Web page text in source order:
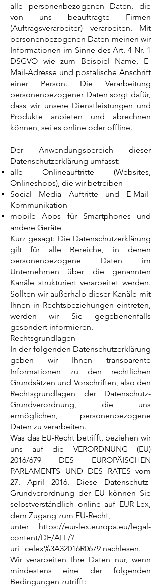
alle personenbezogenen Daten, die
von uns beauftragte Firmen
(Auftragsverarbeiter) verarbeiten. Mit
personenbezogenen Daten meinen wir
Informationen im Sinne des Art. 4 Nr. 1
DSGVO wie zum Beispiel Name, E-
Mail-Adresse und postalische Anschrift
einer Person. Die Verarbeitung
personenbezogener Daten sorgt dafür,
dass wir unsere Dienstleistungen und
Produkte anbieten und abrechnen
können, sei es online oder offline.
Der Anwendungsbereich dieser
Datenschutzerklärung umfasst:
alle Onlineauftritte (Websites,
Onlineshops), die wir betreiben
Social Media Auftritte und E-Mail-
Kommunikation
mobile Apps für Smartphones und
andere Geräte
Kurz gesagt: Die Datenschutzerklärung
gilt für alle Bereiche, in denen
personenbezogene Daten im
Unternehmen über die genannten
Kanäle strukturiert verarbeitet werden.
Sollten wir außerhalb dieser Kanäle mit
Ihnen in Rechtsbeziehungen eintreten,
werden wir Sie gegebenenfalls
gesondert informieren.
Rechtsgrundlagen
In der folgenden Datenschutzerklärung
geben wir Ihnen transparente
Informationen zu den rechtlichen
Grundsätzen und Vorschriften, also den
Rechtsgrundlagen der Datenschutz-
Grundverordnung, die uns
ermöglichen, personenbezogene
Daten zu verarbeiten.
Was das EU-Recht betrifft, beziehen wir
uns auf die VERORDNUNG (EU)
2016/679 DES EUROPÄISCHEN
PARLAMENTS UND DES RATES vom
27. April 2016. Diese Datenschutz-
Grundverordnung der EU können Sie
selbstverständlich online auf EUR-Lex,
dem Zugang zum EU-Recht,
unter https://eur-lex.europa.eu/legal-
content/DE/ALL/?
uri=celex%3A32016R0679 nachlesen.
Wir verarbeiten Ihre Daten nur, wenn
mindestens eine der folgenden
Bedingungen zutrifft: